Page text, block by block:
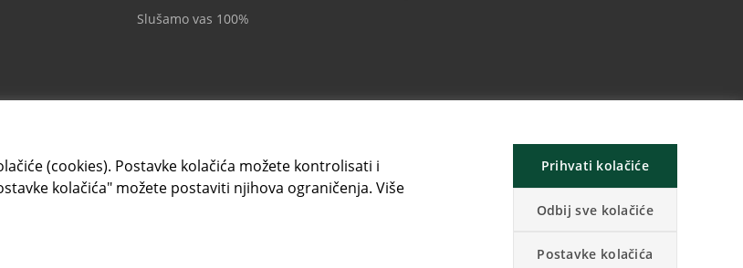
(cookies). Postavke kolačića možete kontrolisati i
kolačića" možete postaviti njihova ograničenja. Više
Prihvati kolačiće
Odbij sve kolačiće
Postavke kolačića
Slušamo vas 100%